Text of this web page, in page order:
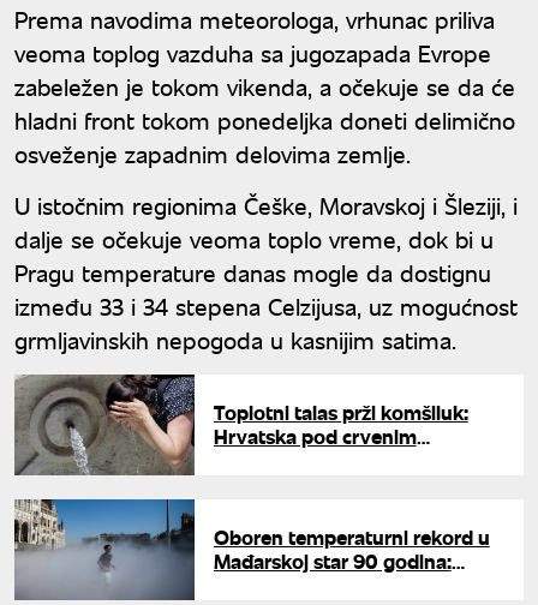
Prema navodima meteorologa, vrhunac priliva
veoma toplog vazduha sa jugozapada Evrope
zabeležen je tokom vikenda, a očekuje se da će
hladni front tokom ponedeljka doneti delimično
osveženje zapadnim delovima zemlje.
U istočnim regionima Češke, Moravskoj i Šleziji, i
dalje se očekuje veoma toplo vreme, dok bi u
Pragu temperature danas mogle da dostignu
između 33 i 34 stepena Celzijusa, uz mogućnost
grmljavinskih nepogoda u kasnijim satima.
Toplotni talas prži komšiluk:
Hrvatska pod crvenim
Oboren temperaturni rekord u
Mađarskoj star 90 godina: